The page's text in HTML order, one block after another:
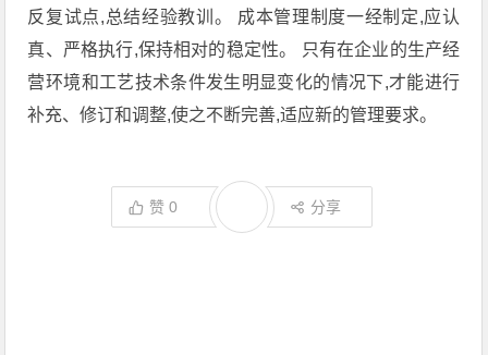
反复试点,总结经验教训。 成本管理制度一经制定,应认
真、严格执行,保持相对的稳定性。 只有在企业的生产经
营环境和工艺技术条件发生明显变化的情况下,才能进行
补充、修订和调整,使之不断完善,适应新的管理要求。
赞0 分享